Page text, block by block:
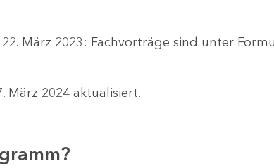
März 2023: Fachvorträge sind unter
März 2024 aktualisiert.